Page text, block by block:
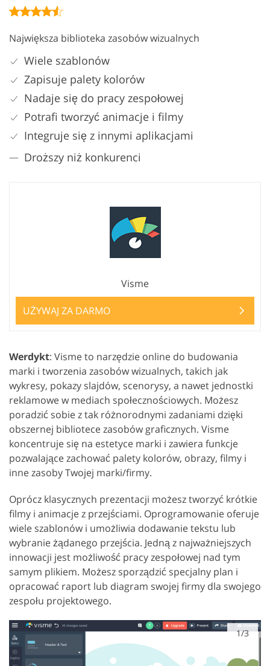
Największa biblioteka zasobów wizualnych
Wiele szablonów
Zapisuje palety kolorów
Nadaje się do pracy zespołowej
Potrafi tworzyć animacje i filmy
Integruje się z innymi aplikacjami
Droższy niż konkurenci
Visme
UŻYWAJ ZA DARMO
Werdykt: Visme to narzędzie online do budowania
marki i tworzenia zasobów wizualnych, takich jak
wykresy, pokazy slajdów, scenorysy, a nawet jednostki
reklamowe w mediach społecznościowych. Możesz
poradzić sobie z tak różnorodnymi zadaniami dzięki
obszernej bibliotece zasobów graficznych. Visme
koncentruje się na estetyce marki i zawiera funkcje
pozwalające zachować palety kolorów, obrazy, filmy i
inne zasoby Twojej marki/firmy.
Oprócz klasycznych prezentacji możesz tworzyć krótkie
filmy i animacje z przejściami. Oprogramowanie oferuje
wiele szablonów i umożliwia dodawanie tekstu lub
wybranie żądanego przejścia. Jedną z najważniejszych
innowacji jest możliwość pracy zespołowej nad tym
samym plikiem. Możesz sporządzić specjalny plan i
opracować raport lub diagram swojej firmy dla swojego
zespołu projektowego.
1/3